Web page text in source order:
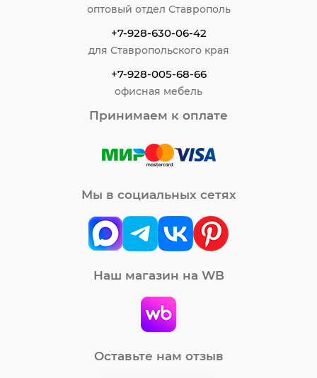
оптовый отдел Ставрополь
+7-928-630-06-42
для Ставропольского края
+7-928-005-68-66
офисная мебель
Принимаем к оплате
Мы в социальных сетях
Наш магазин на WB
Оставьте нам отзыв